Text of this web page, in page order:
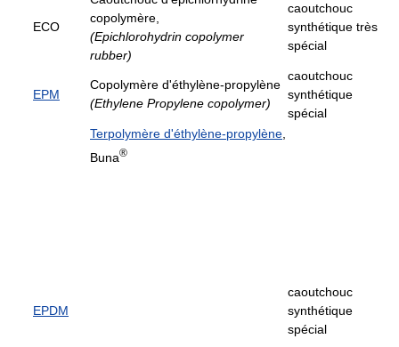
ECO
copolymère,
(Epichlorohydrin copolymer
rubber)
caoutchouc
synthétique très
spécial
EPM
Copolymère d'éthylène-propylène
(Ethylene Propylene copolymer)
caoutchouc
synthétique
spécial
EPDM
Terpolymère d'éthylène-propylène
Buna®
caoutchouc
synthétique
spécial